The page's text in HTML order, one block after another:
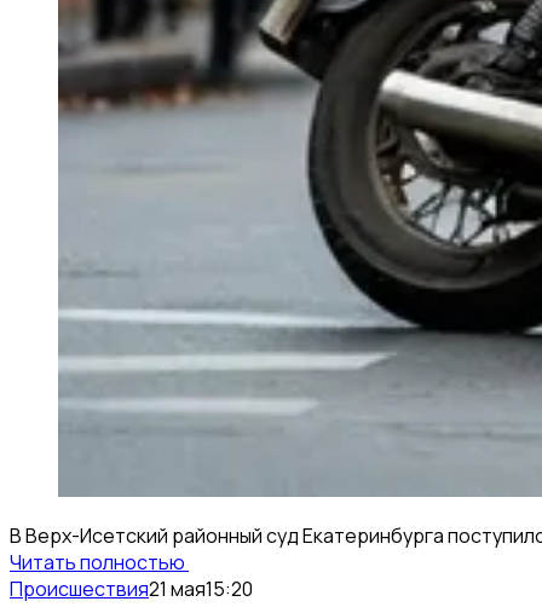
В Верх-Исетский районный суд Екатеринбурга
Читать полностью
Происшествия21 мая15:20